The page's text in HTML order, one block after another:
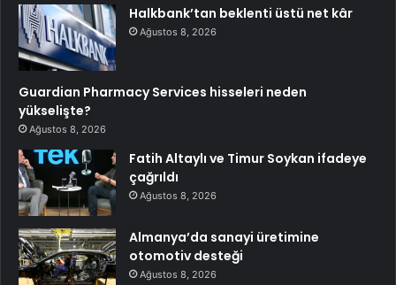
Halkbank’tan beklenti üstü net kâr
Ağustos 8, 2026
Guardian Pharmacy Services hisseleri neden
yükselişte?
Ağustos 8, 2026
Fatih Altaylı ve Timur Soykan ifadeye
çağrıldı
Ağustos 8, 2026
Almanya’da sanayi üretimine
otomotiv desteği
Ağustos 8, 2026